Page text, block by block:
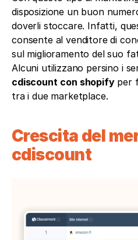
disposizione un buon
doverli stoccare. Infatti,
consente al venditore di
sul miglioramento del suo
Alcuni utilizzano persino i
cdiscount con shopify per
tra i due marketplace.
Crescita del
cdiscount